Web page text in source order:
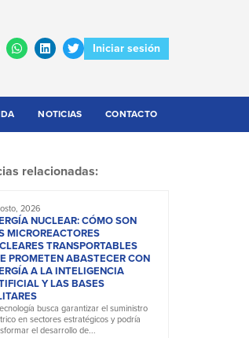
Iniciar sesión
NOTICIAS CONTACTO
relacionadas:
2026
NUCLEAR: CÓMO SON
MICROREACTORES
TRANSPORTABLES
PROMETEN ABASTECER CON
A LA INTELIGENCIA
Y LAS BASES
busca garantizar el suministro
en sectores estratégicos y podría
el desarrollo de...